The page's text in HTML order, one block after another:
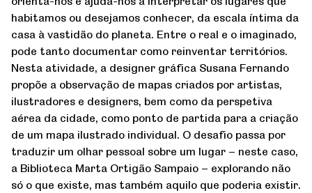
habitamos ou desejamos conhecer, da escala íntima da
casa à vastidão do planeta. Entre o real e o imaginado,
pode tanto documentar como reinventar territórios.
Nesta atividade, a designer gráfica Susana Fernando
propõe a observação de mapas criados por artistas,
ilustradores e designers, bem como da perspetiva
aérea da cidade, como ponto de partida para a criação
de um mapa ilustrado individual. O desafio passa por
traduzir um olhar pessoal sobre um lugar – neste caso,
a Biblioteca Marta Ortigão Sampaio – explorando não
só o que existe, mas também aquilo que poderia existir.